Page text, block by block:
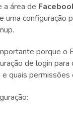
a área de
uma configuração
porque o
de login
quais